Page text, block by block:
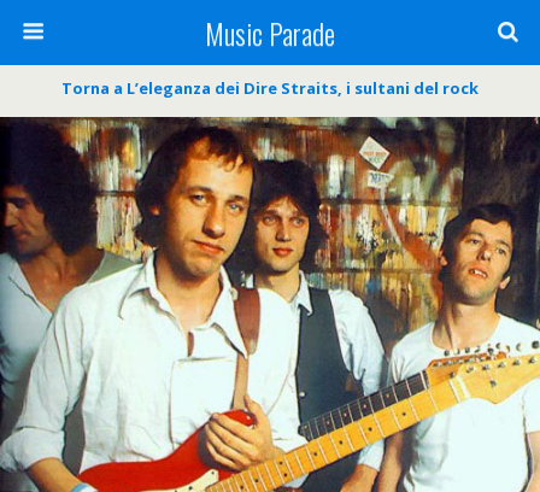
Music Parade
Torna a L’eleganza dei Dire Straits, i sultani del rock